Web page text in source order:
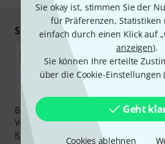
Sie okay ist, stimmen Sie der
für Präferenzen,
einfach durch einen Klick auf
anzeigen).
Sie können Ihre erteilte
über die Cookie-Einstellungen (
Geht
Cookies ablehnen
Sicher einkaufen & bezahlen
Bezahlen Sie vertraulich und sicher
Vorkasse, PayPal, Amazon Pay,
Klarna Ratenzahlungoder